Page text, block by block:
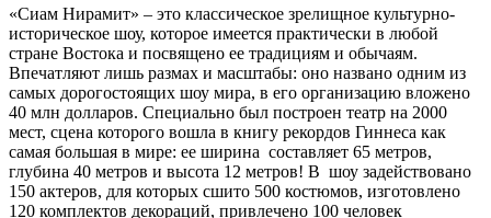
«Сиам Нирамит» – это классическое зрелищное культурно-
историческое шоу, которое имеется практически в любой
стране Востока и посвящено ее традициям и обычаям.
Впечатляют лишь размах и масштабы: оно названо одним из
самых дорогостоящих шоу мира, в его организацию вложено
40 млн долларов. Специально был построен театр на 2000
мест, сцена которого вошла в книгу рекордов Гиннеса как
самая большая в мире: ее ширина составляет 65 метров,
глубина 40 метров и высота 12 метров! В шоу задействовано
150 актеров, для которых сшито 500 костюмов, изготовлено
120 комплектов декораций, привлечено 100 человек